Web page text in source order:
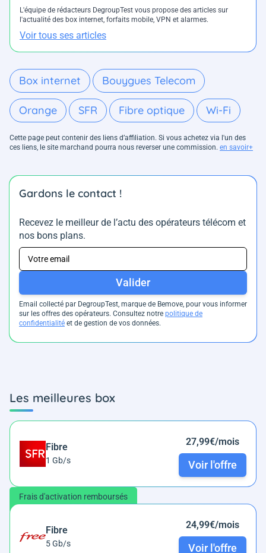
L'équipe de rédacteurs DegroupTest vous propose des articles sur
l'actualité des box internet, forfaits mobile, VPN et alarmes.
Voir tous ses articles
Box internet Bouygues Telecom
Orange SFR Fibre optique Wi-Fi
Cette page peut contenir des liens d’affiliation. Si vous achetez via l'un des
ces liens, le site marchand pourra nous reverser une commission. en savoir+
Gardons le contact !
Recevez le meilleur de l’actu des opérateurs télécom et
nos bons plans.
Valider
Email collecté par DegroupTest, marque de Bemove, pour vous informer
sur les offres des opérateurs. Consultez notre politique de
confidentialité et de gestion de vos données.
Les meilleures box
Fibre
1 Gb/s
27,99€/mois
Voir l'offre
Frais d'activation remboursés
Fibre
5 Gb/s
24,99€/mois
Voir l'offre